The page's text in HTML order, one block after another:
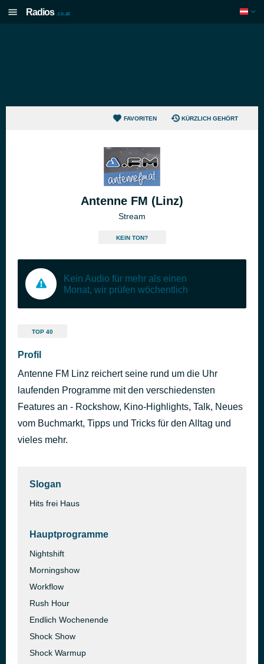
Radios .co.at
FAVORITEN KÜRZLICH GEHÖRT
Antenne FM (Linz)
Stream
KEIN TON?
Kein Audio für mehr als einen
Monat, wir prüfen wöchentlich
TOP 40
Profil
Antenne FM Linz reichert seine rund um die Uhr
laufenden Programme mit den verschiedensten
Features an - Rockshow, Kino-Highlights, Talk, Neues
vom Buchmarkt, Tipps und Tricks für den Alltag und
vieles mehr.
Slogan
Hits frei Haus
Hauptprogramme
Nightshift
Morningshow
Workflow
Rush Hour
Endlich Wochenende
Shock Show
Shock Warmup